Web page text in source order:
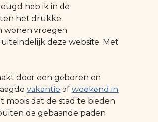
heb ik in de
het drukke
wonen vroegen
deze website. Met
door een geboren en
vakantie ofweekend in
moois dat de stad te bieden
de gebaande paden